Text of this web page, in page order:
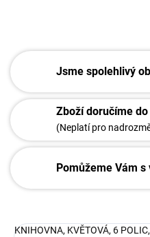
Jsme spolehlivý
Zboží doručíme
(Neplatí pro
Pomůžeme Vám s
KNIHOVNA, KVĚTOVÁ, 6